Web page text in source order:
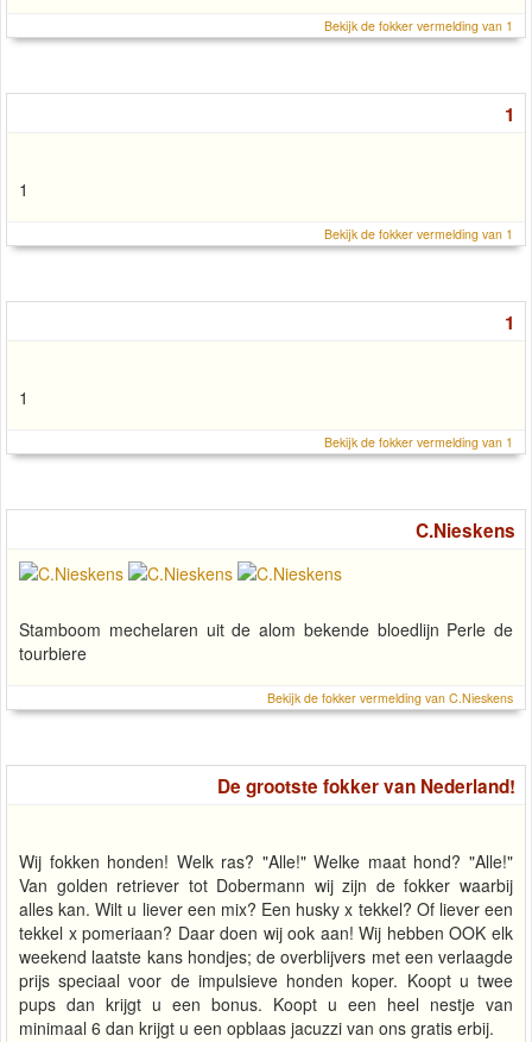
Bekijk de fokker vermelding van 1
1
1
Bekijk de fokker vermelding van 1
1
1
Bekijk de fokker vermelding van 1
C.Nieskens
Stamboom mechelaren uit de alom bekende bloedlijn Perle de
tourbiere
Bekijk de fokker vermelding van C.Nieskens
De grootste fokker van Nederland!
Wij fokken honden! Welk ras? "Alle!" Welke maat hond? "Alle!"
Van golden retriever tot Dobermann wij zijn de fokker waarbij
alles kan. Wilt u liever een mix? Een husky x tekkel? Of liever een
tekkel x pomeriaan? Daar doen wij ook aan! Wij hebben OOK elk
weekend laatste kans hondjes; de overblijvers met een verlaagde
prijs speciaal voor de impulsieve honden koper. Koopt u twee
pups dan krijgt u een bonus. Koopt u een heel nestje van
minimaal 6 dan krijgt u een opblaas jacuzzi van ons gratis erbij.